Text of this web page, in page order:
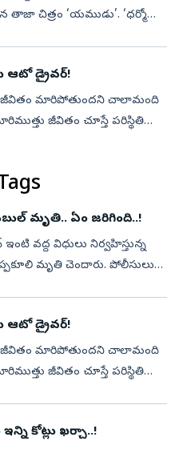
ఆటో డ్రైవర్‌!
జీవితం మారిపోతుందని చాలామంది
జీవితం చూస్తే పరిస్థితి
కానిస్టేబుల్‌ మృతి.. ఏం జరిగింది..!
వద్ద విధులు నిర్వహిస్తున్న
మృతి చెందారు. పోలీసులు
ఆటో డ్రైవర్‌!
జీవితం మారిపోతుందని చాలామంది
జీవితం చూస్తే పరిస్థితి
కోట్లు ఖర్చా..!